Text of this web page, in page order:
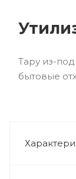
Тару из-
бытовые